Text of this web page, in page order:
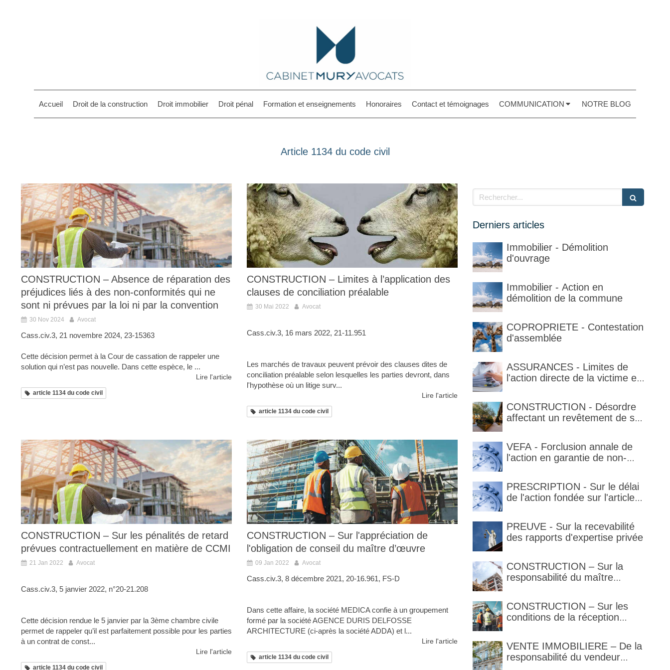
Accueil Droit de la construction Droit immobilier Droit pénal Formation et enseignements Honoraires Contact et témoignages COMMUNICATION NOTRE BLOG
Article 1134 du code civil
CONSTRUCTION – Absence de réparation des
préjudices liés à des non-conformités qui ne
sont ni prévues par la loi ni par la convention
30 Nov 2024 Avocat
Cass.civ.3, 21 novembre 2024, 23-15363
Cette décision permet à la Cour de cassation de rappeler une
solution qui n’est pas nouvelle. Dans cette espèce, le ...
Lire l'article
article 1134 du code civil
CONSTRUCTION – Limites à l’application des
clauses de conciliation préalable
30 Mai 2022 Avocat
Cass.civ.3, 16 mars 2022, 21-11.951
Les marchés de travaux peuvent prévoir des clauses dites de
conciliation préalable selon lesquelles les parties devront, dans
l'hypothèse où un litige surv...
Lire l'article
article 1134 du code civil
CONSTRUCTION – Sur les pénalités de retard
prévues contractuellement en matière de CCMI
21 Jan 2022 Avocat
Cass.civ.3, 5 janvier 2022, n°20-21.208
Cette décision rendue le 5 janvier par la 3ème chambre civile
permet de rappeler qu’il est parfaitement possible pour les parties
à un contrat de const...
Lire l'article
article 1134 du code civil
CONSTRUCTION – Sur l'appréciation de
l'obligation de conseil du maître d’œuvre
09 Jan 2022 Avocat
Cass.civ.3, 8 décembre 2021, 20-16.961, FS-D
Dans cette affaire, la société MEDICA confie à un groupement
formé par la société AGENCE DURIS DELFOSSE
ARCHITECTURE (ci-après la société ADDA) et l...
Lire l'article
article 1134 du code civil
Rechercher
Derniers articles
Immobilier - Démolition
d'ouvrage
Immobilier - Action en
démolition de la commune
COPROPRIETE - Contestation
d'assemblée
ASSURANCES - Limites de
l'action directe de la victime et
de la garantie en condition de
la garantie
CONSTRUCTION - Désordre
affectant un revêtement de sol
VEFA - Forclusion annale de
l'action en garantie de non-
PRESCRIPTION - Sur le délai
de l'action fondée sur l'article
PREUVE - Sur la recevabilité
des rapports d'expertise privée
CONSTRUCTION – Sur la
responsabilité du maître
supporte une obligation de
contrôle étendu
CONSTRUCTION – Sur les
conditions de la réception
VENTE IMMOBILIERE – De la
responsabilité du vendeur